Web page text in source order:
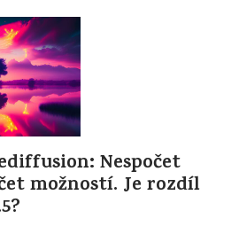
Nespočet
možností. Je rozdíl